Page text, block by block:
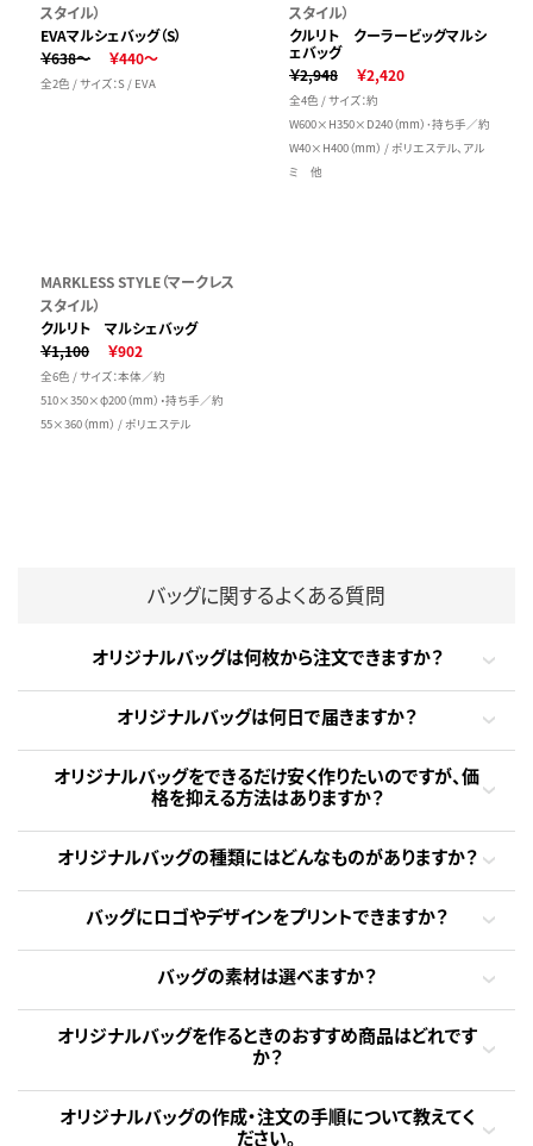
スタイル）
EVAマルシェバッグ（S）
￥638～
￥440～
全2色 / サイズ：S / EVA
スタイル）
クルリト クーラービッグマルシ
ェバッグ
￥2,948
￥2,420
全4色 / サイズ：約
W600×H350×D240（mm）･持ち手／約
W40×H400（mm） / ポリエステル、アル
ミ 他
MARKLESS STYLE（マークレス
スタイル）
クルリト マルシェバッグ
￥1,100
￥902
全6色 / サイズ：本体／約
510×350×φ200（mm）・持ち手／約
55×360（mm） / ポリエステル
バッグに関するよくある質問
オリジナルバッグは何枚から注文できますか？
オリジナルバッグは何日で届きますか？
オリジナルバッグをできるだけ安く作りたいのですが、価
格を抑える方法はありますか？
オリジナルバッグの種類にはどんなものがありますか？
バッグにロゴやデザインをプリントできますか？
バッグの素材は選べますか？
オリジナルバッグを作るときのおすすめ商品はどれです
か？
オリジナルバッグの作成・注文の手順について教えてく
ださい。